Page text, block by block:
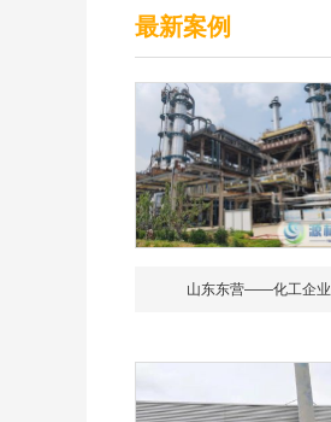
最新案例
山东东营——化工企业